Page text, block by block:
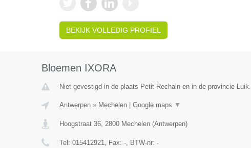
BEKIJK VOLLEDIG PROFIEL
Bloemen IXORA
Niet gevestigd in de plaats Petit Rechain en in de provincie Luik.
Antwerpen» Mechelen| Google maps ▼
Hoogstraat 36, 2800 Mechelen(Antwerpen)
Tel: 015412921, Fax: -, BTW-nr: -